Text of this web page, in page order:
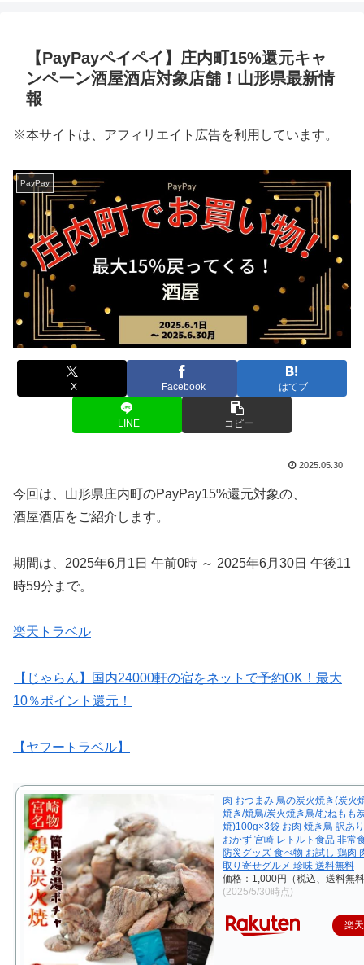
【PayPayペイペイ】庄内町15%還元キャ
ンペーン酒屋酒店対象店舗！山形県最新情
報
※本サイトは、アフィリエイト広告を利用しています。
PayPay
X Facebook はてブ
LINE コピー
2025.05.30
今回は、山形県庄内町のPayPay15%還元対象の、
酒屋酒店をご紹介します。
期間は、2025年6月1日 午前0時 ～ 2025年6月30日 午後11
時59分まで。
楽天トラベル
【じゃらん】国内24000軒の宿をネットで予約OK！最大
10％ポイント還元！
【ヤフートラベル】
肉 おつまみ 鳥の炭火焼き(炭火
焼き/焼鳥/炭火焼き鳥/むねもも
焼)100g×3袋 お肉 焼き鳥 訳あ
おかず 宮崎 レトルト食品 非常
防災グッズ 食べ物 お試し 鶏肉
取り寄せグルメ 珍味 送料無料
価格：1,000円（税込、送料無
(2025/5/30時点)
楽